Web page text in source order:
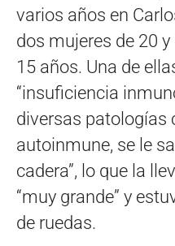
varios años en
dos mujeres de 20
15 años. Una de
“insuficiencia
diversas patologías
autoinmune, se le
cadera”, lo que la
“muy grande” y
de ruedas.